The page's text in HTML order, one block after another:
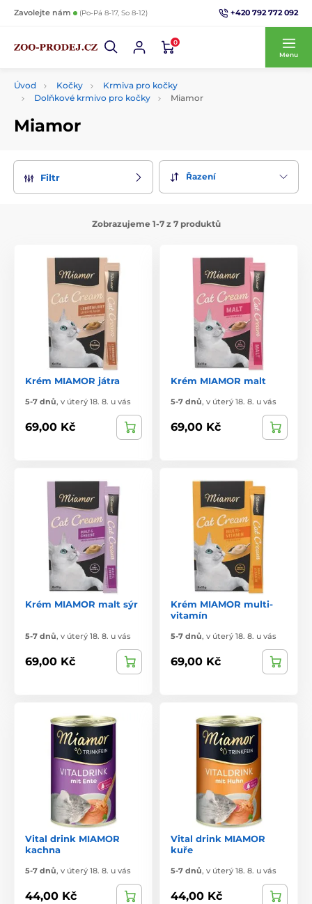
Zavolejte nám (Po-Pá 8-17, So 8-12) +420 792 772 092
0
Menu
Úvod Kočky
Krmiva pro kočky
Dolňkové krmivo pro kočky
Miamor
Miamor
Filtr Řazení
Zobrazujeme 1-7 z 7 produktů
Krém MIAMOR játra
5-7 dnů, v úterý 18. 8. u vás
69,00 Kč
Krém MIAMOR malt
5-7 dnů, v úterý 18. 8. u vás
69,00 Kč
Krém MIAMOR malt sýr
5-7 dnů, v úterý 18. 8. u vás
69,00 Kč
Krém MIAMOR multi-
vitamín
5-7 dnů, v úterý 18. 8. u vás
69,00 Kč
Vital drink MIAMOR
kachna
5-7 dnů, v úterý 18. 8. u vás
44,00 Kč
Vital drink MIAMOR
kuře
5-7 dnů, v úterý 18. 8. u vás
44,00 Kč